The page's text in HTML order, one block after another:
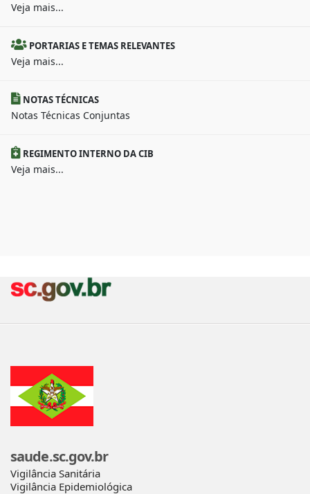
Veja mais...
PORTARIAS E TEMAS RELEVANTES
Veja mais...
NOTAS TÉCNICAS
Notas Técnicas Conjuntas
REGIMENTO INTERNO DA CIB
Veja mais...
saude.sc.gov.br
Vigilância Sanitária
Vigilância Epidemiológica